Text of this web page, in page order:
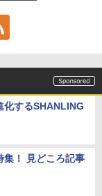
化するSHANLING
集！ 見どころ記事